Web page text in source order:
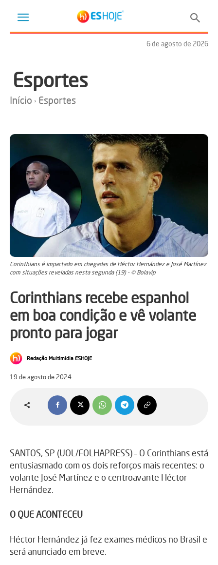
6 de agosto de 2026
Esportes
Início Esportes
Corinthians é impactado em chegadas de Héctor Hernández e José Martínez
com situações reveladas nesta segunda (19) - © Bolavip
Corinthians recebe espanhol
em boa condição e vê volante
pronto para jogar
Redação Multimídia ESHOJE
19 de agosto de 2024
SANTOS, SP (UOL/FOLHAPRESS) – O Corinthians está
entusiasmado com os dois reforços mais recentes: o
volante José Martínez e o centroavante Héctor
Hernández.
O QUE ACONTECEU
Héctor Hernández já fez exames médicos no Brasil e
será anunciado em breve.